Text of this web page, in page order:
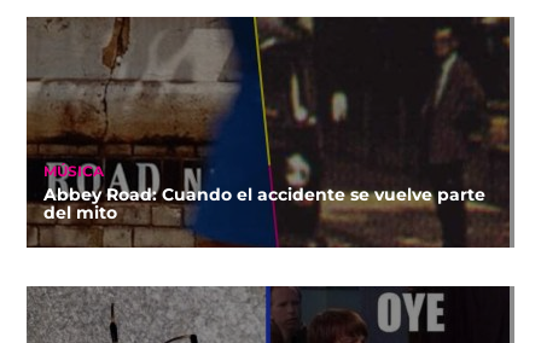
MÚSICA
Abbey Road: Cuando el accidente se vuelve parte
del mito